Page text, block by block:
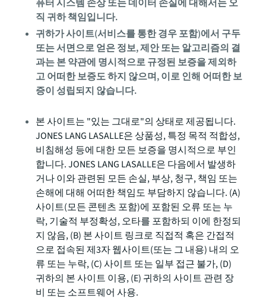
퓨터 시스템 손상 또는 데이터 손실에 대해서는 오
직 귀하 책임입니다.
귀하가 사이트(서비스를 통한 경우 포함)에서 구두
또는 서면으로 얻은 정보, 제안 또는 알고리즘의 결
과는 본 약관에 명시적으로 규정된 보증을 제외하
고 어떠한 보증도 하지 않으며, 이로 인해 어떠한 보
증이 성립되지 않습니다.
본 사이트는 "있는 그대로"의 상태로 제공됩니다.
JONES LANG LASALLE은 상품성, 특정 목적 적합성,
비침해성 등에 대한 모든 보증을 명시적으로 부인
합니다. JONES LANG LASALLE은 다음에서 발생하
거나 이와 관련된 모든 손실, 부상, 청구, 책임 또는
손해에 대해 어떠한 책임도 부담하지 않습니다. (A)
사이트(모든 콘텐츠 포함)에 포함된 오류 또는 누
락, 기술적 부정확성, 오타를 포함하되 이에 한정되
지 않음, (B) 본 사이트 링크로 직접적 혹은 간접적
으로 접속된 제3자 웹사이트(또는 그 내용) 내의 오
류 또는 누락, (C) 사이트 또는 일부 접근 불가, (D)
귀하의 본 사이트 이용, (E) 귀하의 사이트 관련 장
비 또는 소프트웨어 사용.